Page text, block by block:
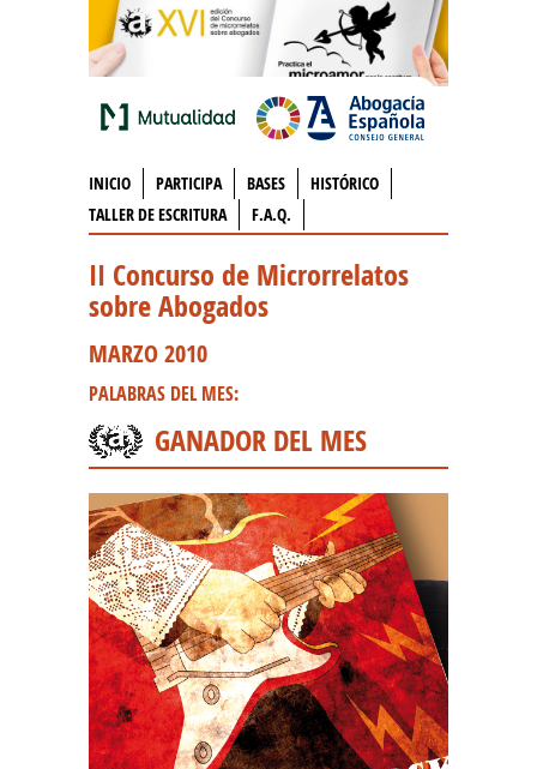
INICIO PARTICIPA BASES
HISTÓRICO
TALLER DE ESCRITURA
F.A.Q.
II Concurso de Microrrelatos
sobre Abogados
MARZO 2010
PALABRAS DEL MES:
GANADOR DEL MES